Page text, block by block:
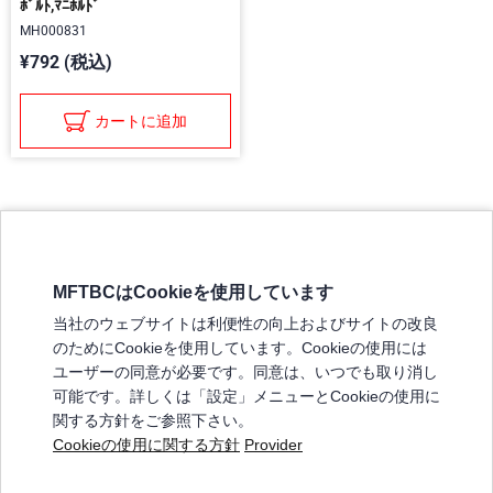
ﾎﾞﾙﾄ,ﾏﾆﾎﾙﾄﾞ
MH000831
¥792 (税込)
カートに追加
弊社の製品について
販売店リスト
よくある質問 / お問い合わせ
特定商取引法に基づく表記
MFTBCはCookieを使用しています
当社のウェブサイトは利便性の向上およびサイトの改良
のためにCookieを使用しています。Cookieの使用には
ユーザーの同意が必要です。同意は、いつでも取り消し
可能です。詳しくは「設定」メニューとCookieの使用に
関する方針をご参照下さい。
Cookieの使用に関する方針 Provider